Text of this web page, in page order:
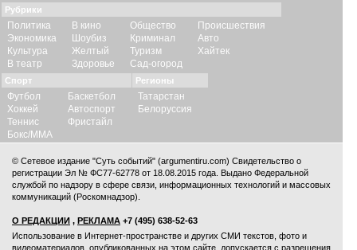
Рубрики
Политика
Экономика
Культура
В театр
В кино
Шоубиз
Желтый
Здоровье
Общество
Криминал
Туризм
Сад-огород
Происшествия
Авто
Хайтек
Спорт
Футбол
Хоккей
Теннис
Бокс/ММА
Баскетбол
Автоспорт
Фристайл
Регионы
Татарстан
Белоруссия
© Сетевое издание "Суть событий" (argumentiru.com) Свидетельство о
регистрации Эл № ФС77-62778 от 18.08.2015 года. Выдано Федеральной
службой по надзору в сфере связи, информационных технологий и массовых
коммуникаций (Роскомнадзор).
О РЕДАКЦИИ , РЕКЛАМА +7 (495) 638-52-63
Использование в Интернет-пространстве и других СМИ текстов, фото и
видеоматериалов, опубликованных на этом сайте, допускается с разрешения